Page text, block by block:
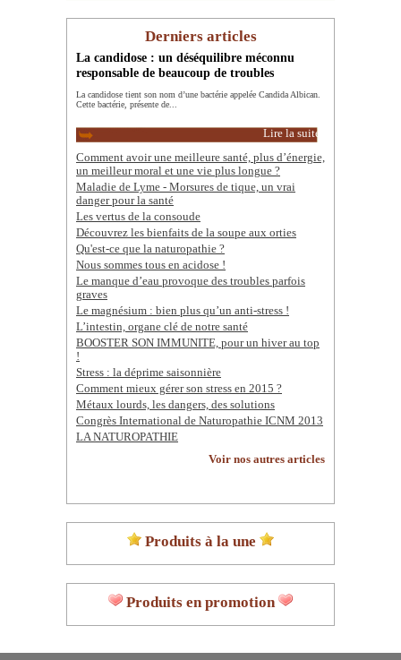
Derniers articles
La candidose : un déséquilibre méconnu
responsable de beaucoup de troubles
La candidose tient son nom d’une bactérie appelée Candida Albican.
Cette bactérie, présente de...
Lire la suite
Comment avoir une meilleure santé, plus d’énergie,
un meilleur moral et une vie plus longue ?
Maladie de Lyme - Morsures de tique, un vrai
danger pour la santé
Les vertus de la consoude
Découvrez les bienfaits de la soupe aux orties
Qu'est-ce que la naturopathie ?
Nous sommes tous en acidose !
Le manque d’eau provoque des troubles parfois
graves
Le magnésium : bien plus qu’un anti-stress !
L’intestin, organe clé de notre santé
BOOSTER SON IMMUNITE, pour un hiver au top
!
Stress : la déprime saisonnière
Comment mieux gérer son stress en 2015 ?
Métaux lourds, les dangers, des solutions
Congrès International de Naturopathie ICNM 2013
LA NATUROPATHIE
Voir nos autres articles
Produits à la une
Produits en promotion